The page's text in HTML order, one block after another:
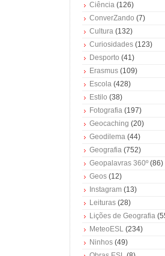
Ciência (126)
ConverZando (7)
Cultura (132)
Curiosidades (123)
Desporto (41)
Erasmus (109)
Escola (428)
Estilo (38)
Fotografia (197)
Geocaching (20)
Geodilema (44)
Geografia (752)
Geopalavras 360º (86)
Geos (12)
Instagram (13)
Leituras (28)
Lições de Geografia
MeteoESL (234)
Ninhos (49)